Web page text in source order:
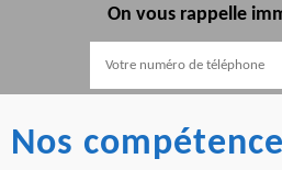
On vous rappelle
Nos